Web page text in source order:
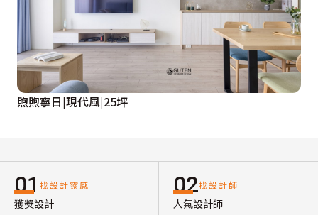
煦煦寧日|現代風|25坪
01 找設計靈感
獲獎設計
02找設計師
人氣設計師